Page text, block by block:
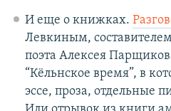
И еще о книжках.
Левкиным,
поэта Алексея
“Кёльнское время”, в
эссе, проза, отдельные